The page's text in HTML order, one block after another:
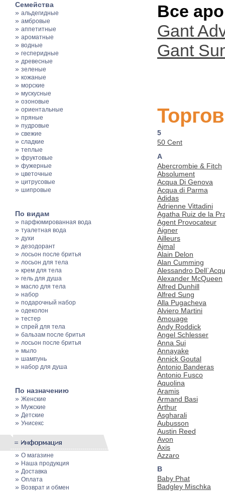
Семейства
» альдегидные
» амбровые
» аппетитные
» ароматные
» водные
» гесперидные
» древесные
» зеленые
» кожаные
» морские
» мускусные
» озоновые
» ориентальные
» пряные
» пудровые
» свежие
» сладкие
» теплые
» фруктовые
» фужерные
» цветочные
» цитрусовые
» шипровые
По видам
» парфюмированная вода
» туалетная вода
» духи
» дезодорант
» лосьон после бритья
» лосьон для тела
» крем для тела
» гель для душа
» масло для тела
» набор
» подарочный набор
» одеколон
» тестер
» спрей для тела
» бальзам после бритья
» лосьон после бритья
» мыло
» шампунь
» набор для душа
По назначению
» Женские
» Мужские
» Детские
» Унисекс
» О магазине
» Наша продукция
» Доставка
» Оплата
» Возврат и обмен
Все
Gant
Gant
5
50 Cent
A
Abercrombie & Fitch
Absolument
Acqua Di Genova
Acqua di Parma
Adidas
Adrienne Vittadini
Agatha Ruiz de la
Agent Provocateur
Aigner
Ailleurs
Ajmal
Alain Delon
Alan Cumming
Alessandro
Alexander McQueen
Alfred Dunhill
Alfred Sung
Alla Pugacheva
Alviero Martini
Amouage
Andy Roddick
Angel Schlesser
Anna Sui
Annayake
Annick Goutal
Antonio Banderas
Antonio Fusco
Aquolina
Aramis
Armand Basi
Arthur
Asgharali
Aubusson
Austin Reed
Avon
Axis
Azzaro
B
Baby Phat
Badgley Mischka